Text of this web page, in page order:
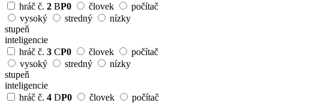
hráč č. 2 BP0 človek
počítač
vysoký
stredný
nízky
stupeň
inteligencie
hráč č. 3 CP0 človek
počítač
vysoký
stredný
nízky
stupeň
inteligencie
hráč č. 4 DP0 človek
počítač